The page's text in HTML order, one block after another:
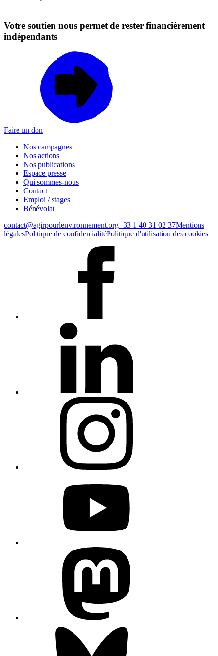
Votre soutien nous permet de rester financièrement
indépendants
Faire un don
Nos campagnes
Nos actions
Nos publications
Espace presse
Qui sommes-nous
Contact
Emploi / stages
Bénévolat
contact@agirpourlenvironnement.org+33 1 40 31 02 37Mentions
légalesPolitique de confidentialitéPolitique d'utilisation des cookies